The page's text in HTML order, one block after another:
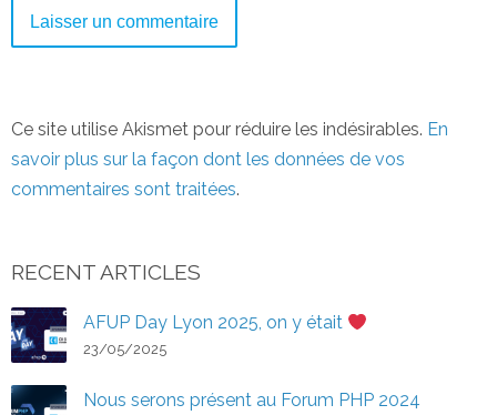
Ce site utilise Akismet pour réduire les indésirables. En
savoir plus sur la façon dont les données de vos
commentaires sont traitées.
RECENT ARTICLES
AFUP Day Lyon 2025, on y était
23/05/2025
Nous serons présent au Forum PHP 2024